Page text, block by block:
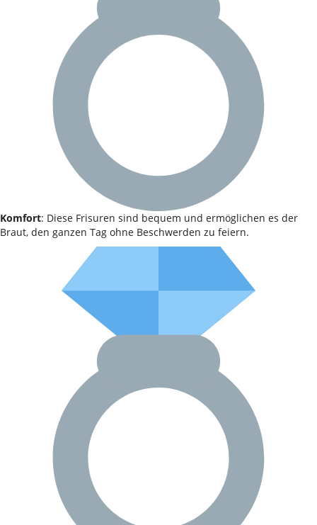
Komfort: Diese Frisuren sind bequem und ermöglichen es der
Braut, den ganzen Tag ohne Beschwerden zu feiern.